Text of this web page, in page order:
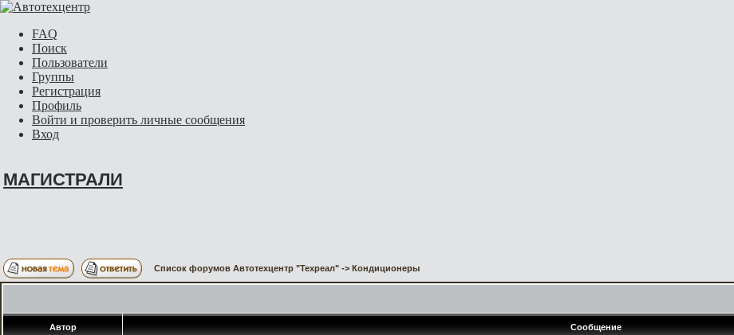
FAQ
Поиск
Пользователи
Группы
Регистрация
Профиль
Войти и проверить личные сообщения
Вход
МАГИСТРАЛИ
Список форумов Автотехцентр "Техреал" -> Кондиционеры
Автор Сообщение